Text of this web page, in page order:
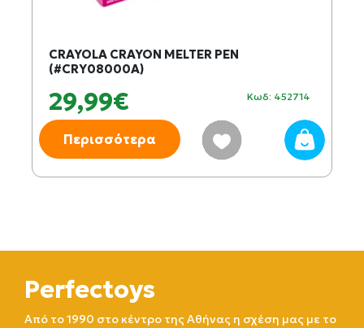
CRAYOLA CRAYON MELTER PEN
(#CRY08000A)
29,99€ Κωδ: 452714
Περισσότερα
Perfectoys
Από το 1990 στο κέντρο της Αθήνας η σχέση μας με το